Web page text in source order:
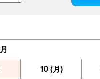
10(月)